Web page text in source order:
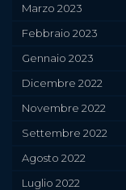
Marzo 2023
Febbraio 2023
Gennaio 2023
Dicembre 2022
Novembre 2022
Settembre 2022
Agosto 2022
Luglio 2022